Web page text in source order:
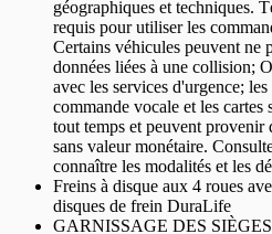
géographiques et techniques.
requis pour utiliser les
Certains véhicules peuvent ne
données liées à une collision;
avec les services d'urgence;
commande vocale et les cartes
tout temps et peuvent provenir
sans valeur monétaire.
connaître les modalités et les
Freins à disque aux 4 roues
disques de frein DuraLife
GARNISSAGE DES